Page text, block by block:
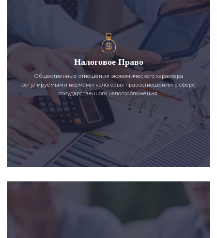
Налоговое Право
Общественные отношения экономического характера
регулируемыми нормами налоговых правоотношений в сфере
государственного налогообложения.